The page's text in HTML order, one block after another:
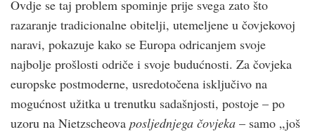
Ovdje se taj problem spominje prije svega zato što
razaranje tradicionalne obitelji, utemeljene u čovjekovoj
naravi, pokazuje kako se Europa odricanjem svoje
najbolje prošlosti odriče i svoje budućnosti. Za čovjeka
europske postmoderne, usredotočena isključivo na
mogućnost užitka u trenutku sadašnjosti, postoje – po
uzoru na Nietzscheova posljednjega čovjeka – samo „još